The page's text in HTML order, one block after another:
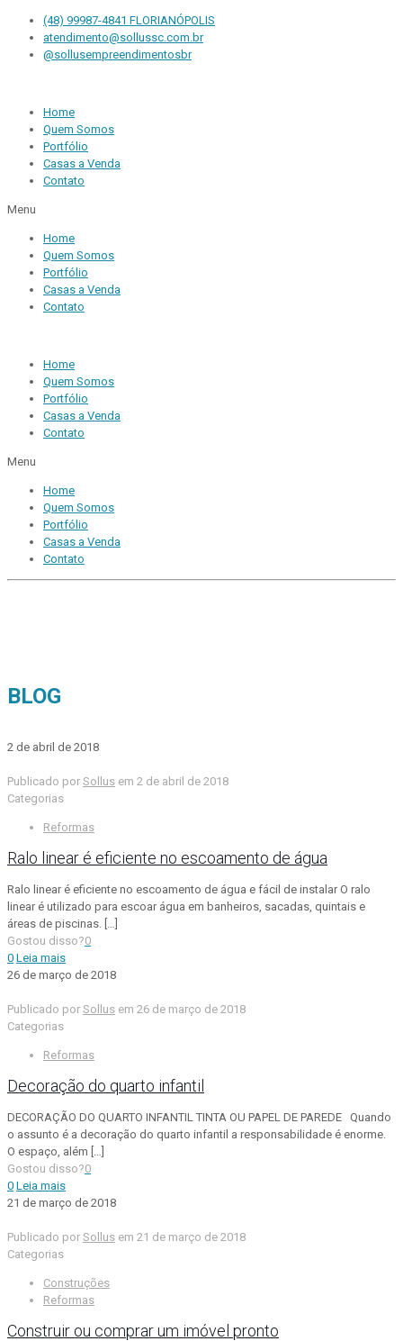
(48) 99987-4841 FLORIANÓPOLIS
atendimento@sollussc.com.br
@sollusempreendimentosbr
Home
Quem Somos
Portfólio
Casas a Venda
Contato
Menu
Home
Quem Somos
Portfólio
Casas a Venda
Contato
Home
Quem Somos
Portfólio
Casas a Venda
Contato
Menu
Home
Quem Somos
Portfólio
Casas a Venda
Contato
BLOG
2 de abril de 2018
Publicado por Sollus em 2 de abril de 2018
Categorias
Reformas
Ralo linear é eficiente no escoamento de água
Ralo linear é eficiente no escoamento de água e fácil de instalar O ralo
linear é utilizado para escoar água em banheiros, sacadas, quintais e
áreas de piscinas. […]
Gostou disso?0
0 Leia mais
26 de março de 2018
Publicado por Sollus em 26 de março de 2018
Categorias
Reformas
Decoração do quarto infantil
DECORAÇÃO DO QUARTO INFANTIL TINTA OU PAPEL DE PAREDE Quando
o assunto é a decoração do quarto infantil a responsabilidade é enorme.
O espaço, além
Gostou disso?0
0 Leia mais
21 de março de 2018
Publicado por Sollus em 21 de março de 2018
Categorias
Construções
Reformas
Construir ou comprar um imóvel pronto